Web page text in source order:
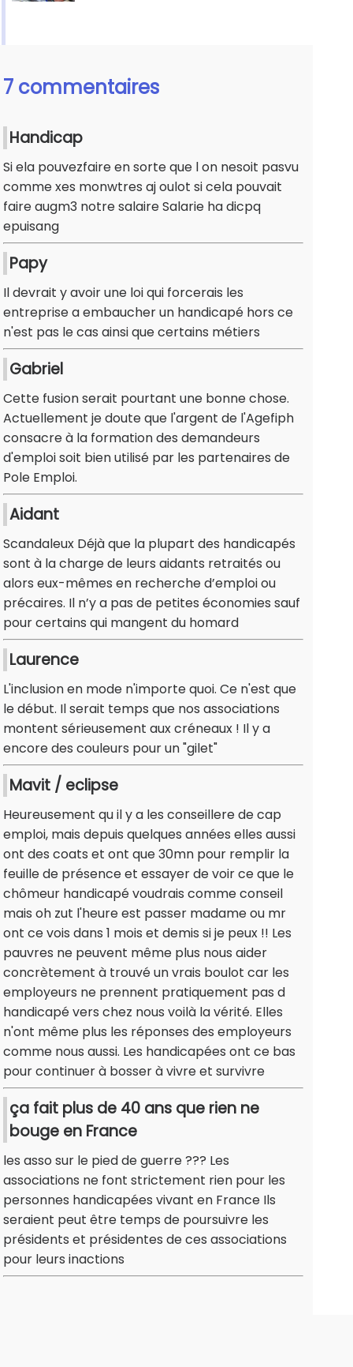
7 commentaires
Handicap
Si ela pouvezfaire en sorte que l on nesoit pasvu
comme xes monwtres aj oulot si cela pouvait
faire augm3 notre salaire Salarie ha dicpq
epuisang
Papy
Il devrait y avoir une loi qui forcerais les
entreprise a embaucher un handicapé hors ce
n'est pas le cas ainsi que certains métiers
Gabriel
Cette fusion serait pourtant une bonne chose.
Actuellement je doute que l'argent de l'Agefiph
consacre à la formation des demandeurs
d'emploi soit bien utilisé par les partenaires de
Pole Emploi.
Aidant
Scandaleux Déjà que la plupart des handicapés
sont à la charge de leurs aidants retraités ou
alors eux-mêmes en recherche d’emploi ou
précaires. Il n’y a pas de petites économies sauf
pour certains qui mangent du homard
Laurence
L'inclusion en mode n'importe quoi. Ce n'est que
le début. Il serait temps que nos associations
montent sérieusement aux créneaux ! Il y a
encore des couleurs pour un "gilet"
Mavit / eclipse
Heureusement qu il y a les conseillere de cap
emploi, mais depuis quelques années elles aussi
ont des coats et ont que 30mn pour remplir la
feuille de présence et essayer de voir ce que le
chômeur handicapé voudrais comme conseil
mais oh zut l'heure est passer madame ou mr
ont ce vois dans 1 mois et demis si je peux !! Les
pauvres ne peuvent même plus nous aider
concrètement à trouvé un vrais boulot car les
employeurs ne prennent pratiquement pas d
handicapé vers chez nous voilà la vérité. Elles
n'ont même plus les réponses des employeurs
comme nous aussi. Les handicapées ont ce bas
pour continuer à bosser à vivre et survivre
ça fait plus de 40 ans que rien ne
bouge en France
les asso sur le pied de guerre ??? Les
associations ne font strictement rien pour les
personnes handicapées vivant en France Ils
seraient peut être temps de poursuivre les
présidents et présidentes de ces associations
pour leurs inactions